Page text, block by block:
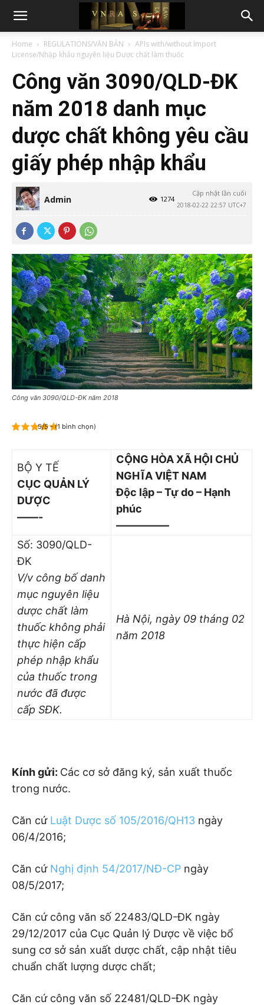
Home REGULATIONS/VĂN BẢN
APIs with/without Import
License/Nhập khẩu nguyên liệu Dược chất làm thuốc
Công văn 3090/QLD-ĐK
năm 2018 danh mục
dược chất không yêu cầu
giấy phép nhập khẩu
Admin
Cập nhật lần cuối
2018-02-22 22:57 UTC+7
1274
Công văn 3090/QLD-ĐK năm 2018
5/5 - (1 bình chọn)
BỘ Y TẾ
CỤC QUẢN LÝ
DƯỢC
——-
CỘNG HÒA XÃ HỘI CHỦ
NGHĨA VIỆT NAM
Độc lập – Tự do – Hạnh
phúc
—————
Số: 3090/QLD-
ĐK
V/v công bố danh
mục nguyên liệu
dược chất làm
thuốc không phải
thực hiện cấp
phép nhập khẩu
của thuốc trong
nước đã được
cấp SĐK.
Hà Nội, ngày 09 tháng 02
năm 2018
Kính gửi: Các cơ sở đăng ký, sản xuất thuốc
trong nước.
Căn cứ Luật Dược số 105/2016/QH13 ngày
06/4/2016;
Căn cứ Nghị định 54/2017/NĐ-CP ngày
08/5/2017;
Căn cứ công văn số 22483/QLD-ĐK ngày
29/12/2017 của Cục Quản lý Dược về việc bổ
sung cơ sở sản xuất dược chất, cập nhật tiêu
chuẩn chất lượng dược chất;
Căn cứ công văn số 22481/QLD-ĐK ngày